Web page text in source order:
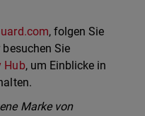
, folgen Sie
besuchen Sie
Hub, um Einblicke in
Marke von